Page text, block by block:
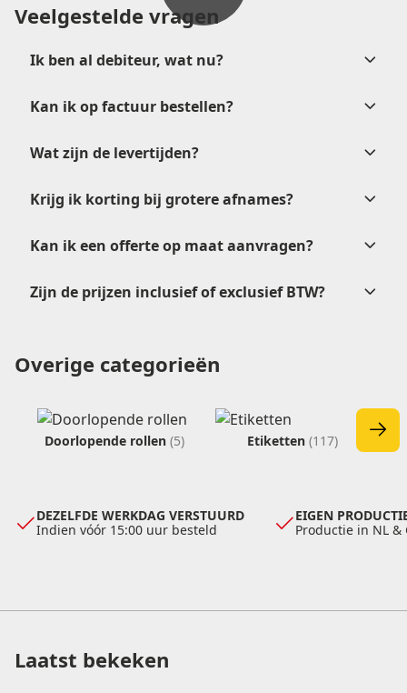
Veelgestelde vragen
Ik ben al debiteur, wat nu?
Kan ik op factuur bestellen?
na
verkoop@etikon.nl.
Wat zijn de levertijden?
Krijg ik korting bij grotere afnames?
verkoop@etikon.nl
Kan ik een offerte op maat aanvragen?
verkoop@etikon.nl
Zijn de prijzen inclusief of exclusief BTW?
Overige categorieën
Doorlopende rollen (5) Etiketten (117)
DEZELFDE WERKDAG VERSTUURD
Indien vóór 15:00 uur besteld
EIGEN
Productie in NL &
Laatst bekeken